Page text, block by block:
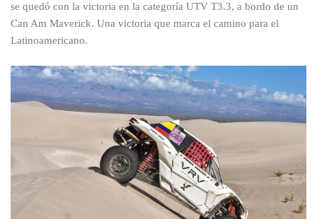
se quedó con la victoria en la categoría UTV T3.3, a bordo de un
Can Am Maverick. Una victoria que marca el camino para el
Latinoamericano.